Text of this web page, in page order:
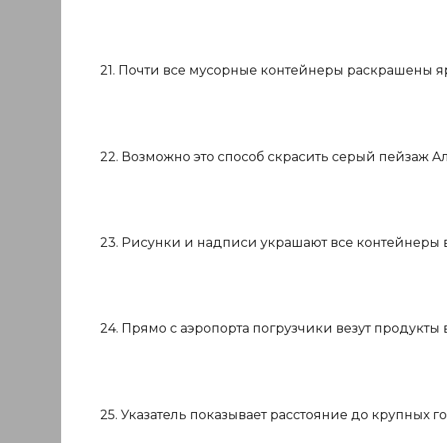
21. Почти все мусорные контейнеры раскрашены
22. Возможно это способ скрасить серый пейзаж
23. Рисунки и надписи украшают все контейнеры
24. Прямо с аэропорта погрузчики везут продукты
25. Указатель показывает расстояние до крупных